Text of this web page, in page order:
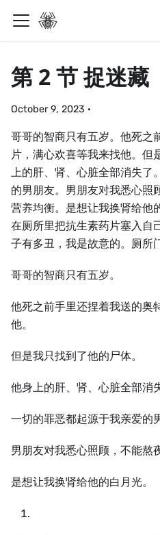
第 2 节 捉迷藏
October 9, 2023 ·
哥哥的智商只有五岁。他死之
片，满心欢喜等我来找他。但
上的肝、肾、心脏全部消失了
的男朋友。男朋友对我悉心照
营养均衡。是想让我换肾给他
在厕所里把抗生素药片塞入自
子有多丑，我是故意的。厕所
哥哥的智商只有五岁。
他死之前手里还捏着我送的奥
他。
但是我只找到了他的尸体。
他身上的肝、肾、心脏全部消
一切的罪恶都起源于我亲爱的
男朋友对我悉心照顾，不能熬
是想让我换肾给他的白月光。